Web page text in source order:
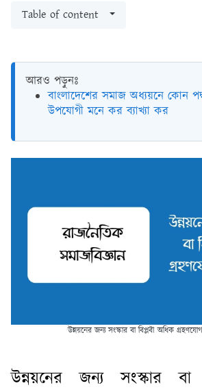
Table of content
আরও পড়ুনঃ
বাংলাদেশের সমাজ অধ্যয়নে কোন
উপযোগী মনে কর ব্যাখ্যা কর
উন্নয়নের জন্য সংস্কার বা বিপ্লবী অধিক
উন্নয়নের জন্য সংস্কার বা